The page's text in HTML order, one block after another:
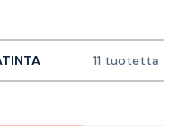
11 tuotetta